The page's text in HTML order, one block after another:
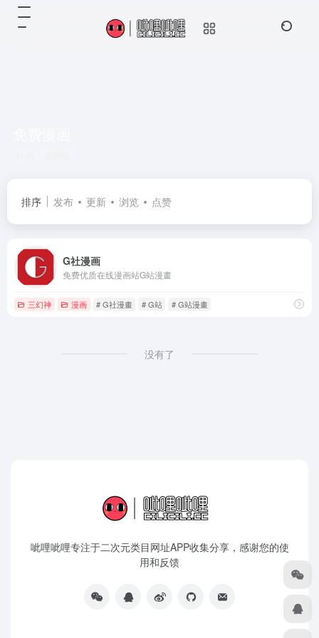
排序 发布 更新 浏览 点赞
G社漫画
免费优质在线漫画站G站漫畫
三幻神 漫画 # G社漫畫 # G站 # G站漫畫
没有了
呲哩呲哩专注于二次元类目网址APP收集分享，感谢您的使
用和反馈